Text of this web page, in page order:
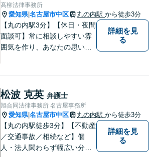
髙柳法律事務所
愛知県|名古屋市中区 丸の内駅 から徒歩3分
【丸の内駅3分】【休日・夜間
面談可】常に相談しやすい雰
囲気を作り、あなたの思いを
観点を踏まえた解決の見通し
を丁寧に説明し、最適な方法
を見つけていきます。
詳細を見
る
松波 克英 弁護士
旭合同法律事務所 名古屋事務所
愛知県|名古屋市中区 丸の内駅 から徒歩3分
【丸の内駅徒歩3分】【不動産
／交通事故／相続など】個
人・法人関わらず幅広い分野
詳細を見
る